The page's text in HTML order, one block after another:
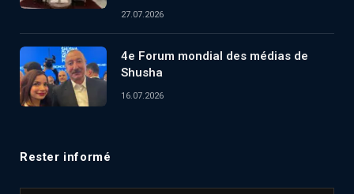
27.07.2026
4e Forum mondial des médias de
Shusha
16.07.2026
Rester informé